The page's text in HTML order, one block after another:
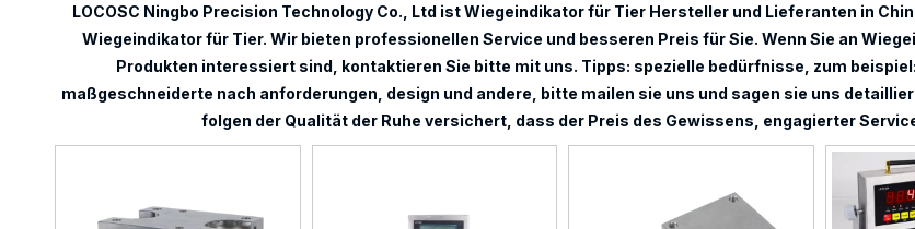
LOCOSC Ningbo Precision Technology Co., Ltd istWiegeindikator für Tier Hersteller und Lieferanten in
Wiegeindikator für Tier. Wir bieten professionellen Service und besseren Preis für Sie. Wenn Sie an
Produkten interessiert sind, kontaktieren Sie bitte mit uns. Tipps: spezielle bedürfnisse, zum beispiel:
maßgeschneiderte nach anforderungen, design und andere, bitte mailen sie uns und sagen sie uns
folgen der Qualität der Ruhe versichert, dass der Preis des Gewissens, engagierter